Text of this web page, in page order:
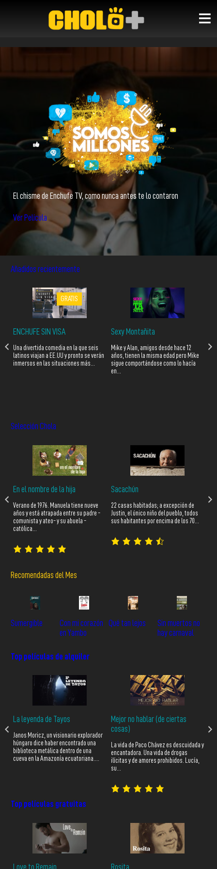
El chisme de Enchufe TV, como nunca antes te lo contaron
Ver Película
Añadidos recientemente
GRATIS
ENCHUFE SIN VISA
Una divertida comedia en la que seis
latinos viajan a EE.UU y pronto se verán
inmersos en las situaciones más…
Sexy Montañita
Mike y Alan, amigos desde hace 12
años, tienen la misma edad pero Mike
sigue comportándose como lo hacía
en…
SelecciónChola
En el nombre de la hija
Verano de 1976. Manuela tiene nueve
años y está atrapada entre su padre -
comunista y ateo- y su abuela -
católica…
Sacachún
22 casas habitadas; a excepción de
Justin, el único niño del pueblo, todos
sus habitantes por encima de los 70…
Recomendadas del Mes
Sumergible
Con mi corazón
en Yambo
Qué tan lejos
Sin muertos no
hay carnaval
Top películas de alquiler
La leyenda de Tayos
Janos Moricz, un visionario explorador
húngaro dice haber encontrado una
biblioteca metálica dentro de una
cueva en la Amazonía ecuatoriana.…
Mejor no hablar (de ciertas
cosas)
La vida de Paco Chávez es descuidada y
encantadora. Una vida de drogas
ilícitas y de amores prohibidos. Lucía,
su…
Top películas gratuitas
Love to Remain Rosita